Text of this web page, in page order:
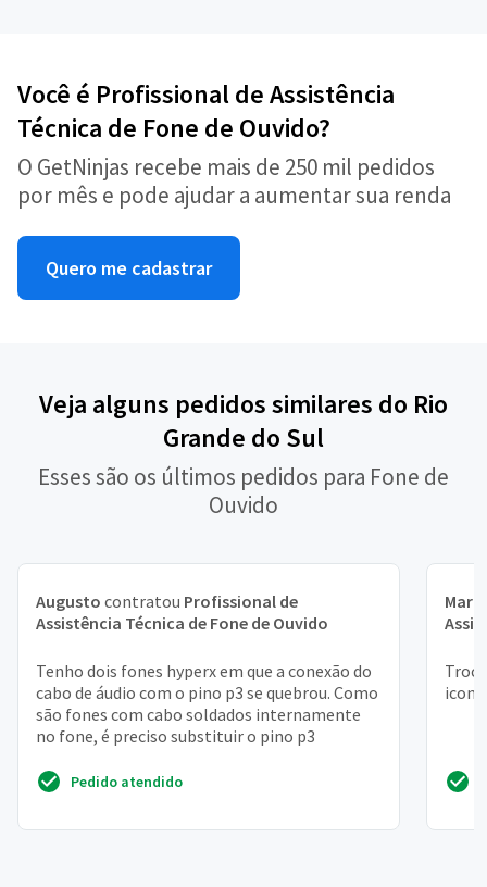
Você é Profissional de Assistência
Técnica de Fone de Ouvido?
O GetNinjas recebe mais de 250 mil pedidos
por mês e pode ajudar a aumentar sua renda
Quero me cadastrar
Veja alguns pedidos similares do Rio
Grande do Sul
Esses são os últimos pedidos para Fone de
Ouvido
Augusto contratou Profissional de
Assistência Técnica de Fone de Ouvido
Tenho dois fones hyperx em que a conexão do
cabo de áudio com o pino p3 se quebrou. Como
são fones com cabo soldados internamente
no fone, é preciso substituir o pino p3
Pedido atendido